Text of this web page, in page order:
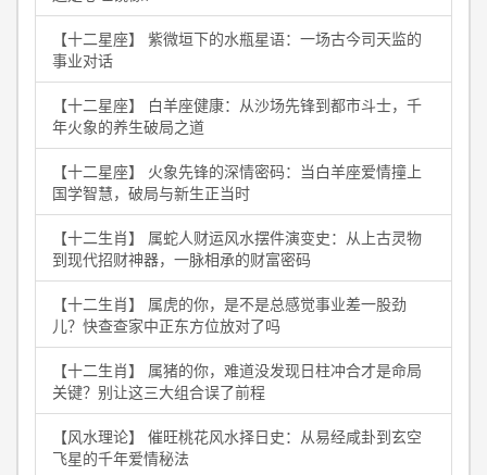
【十二星座】 紫微垣下的水瓶星语：一场古今司天监的
事业对话
【十二星座】 白羊座健康：从沙场先锋到都市斗士，千
年火象的养生破局之道
【十二星座】 火象先锋的深情密码：当白羊座爱情撞上
国学智慧，破局与新生正当时
【十二生肖】 属蛇人财运风水摆件演变史：从上古灵物
到现代招财神器，一脉相承的财富密码
【十二生肖】 属虎的你，是不是总感觉事业差一股劲
儿？快查查家中正东方位放对了吗
【十二生肖】 属猪的你，难道没发现日柱冲合才是命局
关键？别让这三大组合误了前程
【风水理论】 催旺桃花风水择日史：从易经咸卦到玄空
飞星的千年爱情秘法